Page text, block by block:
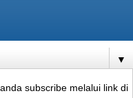
▼
subscribe melalui link di